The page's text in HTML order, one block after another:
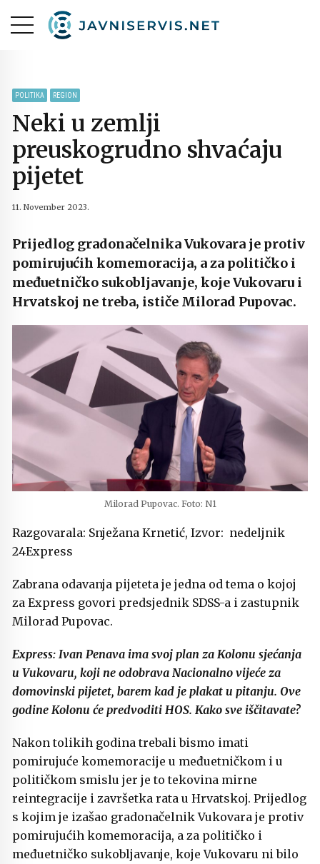
POLITIKA REGION
Neki u zemlji
preuskogrudno shvaćaju
pijetet
11. November 2023.
Prijedlog gradonačelnika Vukovara je protiv
pomirujućih komemoracija, a za političko i
međuetničko sukobljavanje, koje Vukovaru i
Hrvatskoj ne treba, ističe Milorad Pupovac.
Milorad Pupovac. Foto: N1
Razgovarala: Snježana Krnetić, Izvor: nedeljnik
24Express
Zabrana odavanja pijeteta je jedna od tema o kojoj
za Express govori predsjednik SDSS-a i zastupnik
Milorad Pupovac.
Express: Ivan Penava ima svoj plan za Kolonu sjećanja
u Vukovaru, koji ne odobrava Nacionalno vijeće za
domovinski pijetet, barem kad je plakat u pitanju. Ove
godine Kolonu će predvoditi HOS. Kako sve iščitavate?
Nakon tolikih godina trebali bismo imati
pomirujuće komemoracije u međuetničkom i u
političkom smislu jer je to tekovina mirne
reintegracije i završetka rata u Hrvatskoj. Prijedlog
s kojim je izašao gradonačelnik Vukovara je protiv
pomirujućih komemoracija, a za političko i
međuetničko sukobljavanje, koje Vukovaru ni bilo